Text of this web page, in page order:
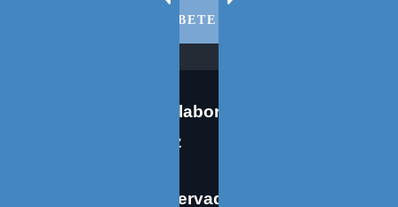
SUSCRIBETE AHORA
Co-edición en colaboración: José
Eugenio Martínez
Derechos reservados © 2026 Oscar